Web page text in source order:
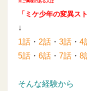
※ご興味のある人は
「ミケ少年の変異ス
↓
1話 ・ 2話 ・ 3話 ・ 4
5話 ・ 6話 ・ 7話 ・ 8
そんな経験から